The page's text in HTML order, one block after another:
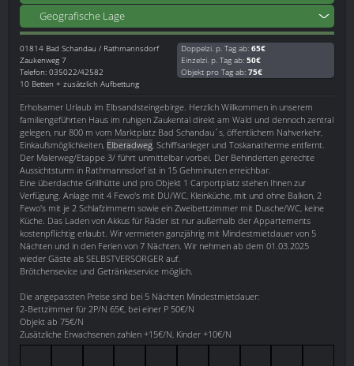
Geografische Lage
01814 Bad Schandau / Rathmannsdorf
Zaukenweg 7
Telefon: 035022/42582
10 Betten + zusätzlich Aufbettung
Doppelzi. p. Tag ab: 65€
Einzelzi. p. Tag ab: 50€
Objekt pro Tag ab: 75€
Erholsamer Urlaub im Elbsandsteingebirge. Herzlich Willkommen in unserem
familiengeführten Haus im ruhigen Zaukental direkt am Wald und dennoch zentral
gelegen, nur 800 m vom Marktplatz Bad Schandau´s, öffentlichem Nahverkehr,
Einkaufsmöglichkeiten, Elberadweg , Schiffsanleger und Toskanatherme entfernt.
Der Malerweg/Etappe 3/ führt unmittelbar vorbei. Der Behinderten gerechte
Aussichtsturm in Rathmannsdorf ist in 15 Gehminuten erreichbar.
Eine überdachte Grillhütte und pro Objekt 1 Carportplatz stehen Ihnen zur
Verfügung. Anlage mit 4 Fewo's mit DU/WC, Kleinküche, mit und ohne Balkon, 2
Fewo's mit je 2 Schlafzimmern sowie ein Zweibettzimmer mit Dusche/WC, keine
Küche. Das Laden von Akkus für Räder ist nur außerhalb der Appartements
kostenpflichtig erlaubt. Wir vermieten ganzjährig mit Mindestmietdauer von 5
Nächten und in den Ferien von 7 Nächten. Wir nehmen ab dem 01.03.2025
wieder Gäste als SELBSTVERSORGER auf.
Brötchensevice und Getränkeservice möglich.
Die angepassten Preise sind bei 5 Nächten Mindestmietdauer:
2-Bettzimmer für 2P/N 65€, bei einer P 50€/N
Objekt ab 75€/N
Zusätzliche Erwachsenen zahlen +15€/N, Kinder +10€/N